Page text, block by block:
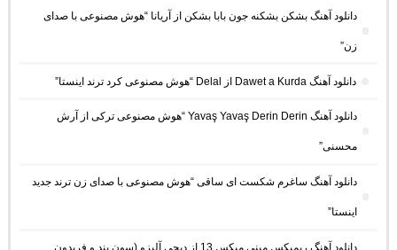
دانلود آهنگ بشکن بشکنه جون بابا بشکن از آریانا “هوش مصنوعی با صدای
زن”
دانلود آهنگ Dawet a Kurda از Delal “هوش مصنوعی کرد ترند اینستا”
دانلود آهنگ Yavaş Yavaş Derin Derin “هوش مصنوعی ترکی از آرش
محسنی”
دانلود آهنگ ساغرم شکست ای ساقی “هوش مصنوعی با صدای زن ترند جدید
اینستا”
دانلود آهنگ ریمیکس مینی میکس 13 از دیجی آلیزو (سون بند و فریدون